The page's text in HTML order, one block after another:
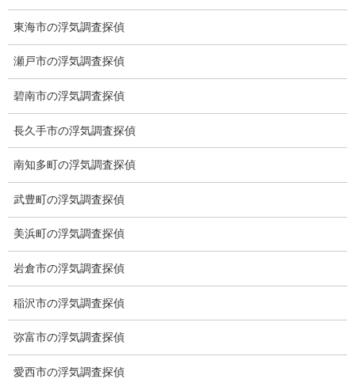
愛知県名古屋市中区新栄2丁目41-11
愛知県公安委員会 第54250033号
【出張面談いたします】
子供のお迎え、パート、お仕事の都合などで、お時間のない方、
愛知県内でご面談場所のご要望がございましたら、お申し付けく
ださい。
東海市の浮気調査探偵
瀬戸市の浮気調査探偵
碧南市の浮気調査探偵
長久手市の浮気調査探偵
南知多町の浮気調査探偵
武豊町の浮気調査探偵
美浜町の浮気調査探偵
岩倉市の浮気調査探偵
稲沢市の浮気調査探偵
弥富市の浮気調査探偵
愛西市の浮気調査探偵